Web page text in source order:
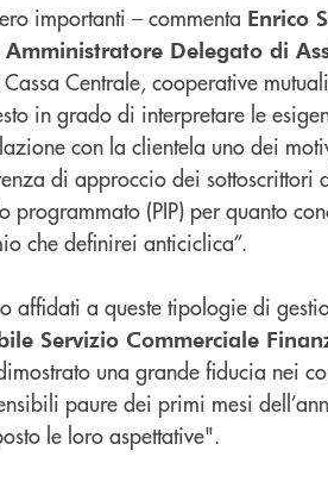
importanti – commenta Enrico
Delegato di
Centrale, cooperative
in grado di interpretare le
con la clientela uno dei
di approccio dei
programmato (PIP) per quanto
che definirei anticiclica”.
affidati a queste tipologie di
Servizio Commerciale
una grande fiducia nei
paure dei primi mesi
le loro aspettative".